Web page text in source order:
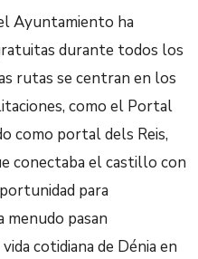
Ayuntamiento ha
durante todos los
rutas se centran en los
como el Portal
como portal dels Reis,
conectaba el castillo con
para
pasan
cotidiana de Dénia en